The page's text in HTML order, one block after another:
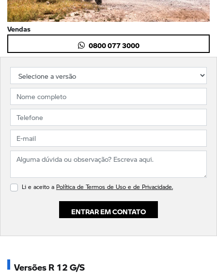
Li e aceito a Política de Termos de Uso e de Privacidade.
ENTRAR EM CONTATO
Vendas
0800 077 3000
Versões R 12 G/S